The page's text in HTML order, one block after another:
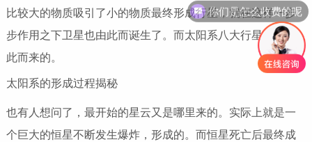
比较大的物质吸引了小的物质最终形成行星，就在这样一步
步作用之下卫星也由此而诞生了。而太阳系八大行星也是由
此而来的。
太阳系的形成过程揭秘
也有人想问了，最开始的星云又是哪里来的。实际上就是一
个巨大的恒星不断发生爆炸，形成的。而恒星死亡后最终成
你们是怎么收费的呢